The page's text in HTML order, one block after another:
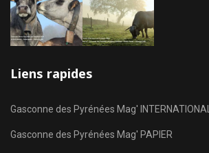
Liens rapides
Gasconne des Pyrénées Mag' INTERNATIONAL
Gasconne des Pyrénées Mag' PAPIER